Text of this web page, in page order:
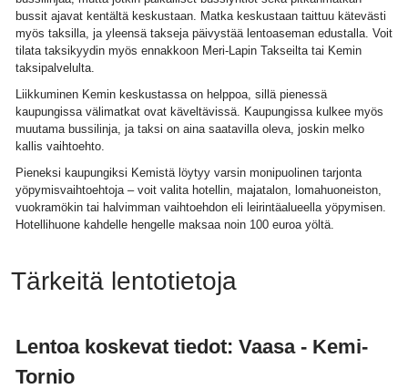
bussit ajavat kentältä keskustaan. Matka keskustaan taittuu kätevästi
myös taksilla, ja yleensä takseja päivystää lentoaseman edustalla. Voit
tilata taksikyydin myös ennakkoon Meri-Lapin Takseilta tai Kemin
taksipalvelulta.
Liikkuminen Kemin keskustassa on helppoa, sillä pienessä
kaupungissa välimatkat ovat käveltävissä. Kaupungissa kulkee myös
muutama bussilinja, ja taksi on aina saatavilla oleva, joskin melko
kallis vaihtoehto.
Pieneksi kaupungiksi Kemistä löytyy varsin monipuolinen tarjonta
yöpymisvaihtoehtoja – voit valita hotellin, majatalon, lomahuoneiston,
vuokramökin tai halvimman vaihtoehdon eli leirintäalueella yöpymisen.
Hotellihuone kahdelle hengelle maksaa noin 100 euroa yöltä.
Tärkeitä lentotietoja
Lentoa koskevat tiedot: Vaasa - Kemi-
Tornio